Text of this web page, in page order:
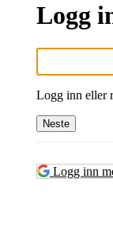
Logg
Logg inn eller
Neste
Logg inn